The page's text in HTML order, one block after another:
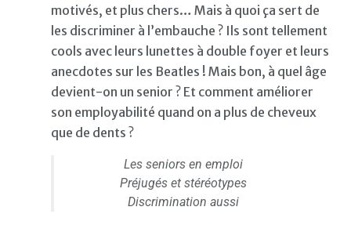
motivés, et plus chers… Mais à quoi ça sert de
les discriminer à l’embauche ? Ils sont tellement
cools avec leurs lunettes à double foyer et leurs
anecdotes sur les Beatles ! Mais bon, à quel âge
devient-on un senior ? Et comment améliorer
son employabilité quand on a plus de cheveux
que de dents ?
Les seniors en emploi
Préjugés et stéréotypes
Discrimination aussi